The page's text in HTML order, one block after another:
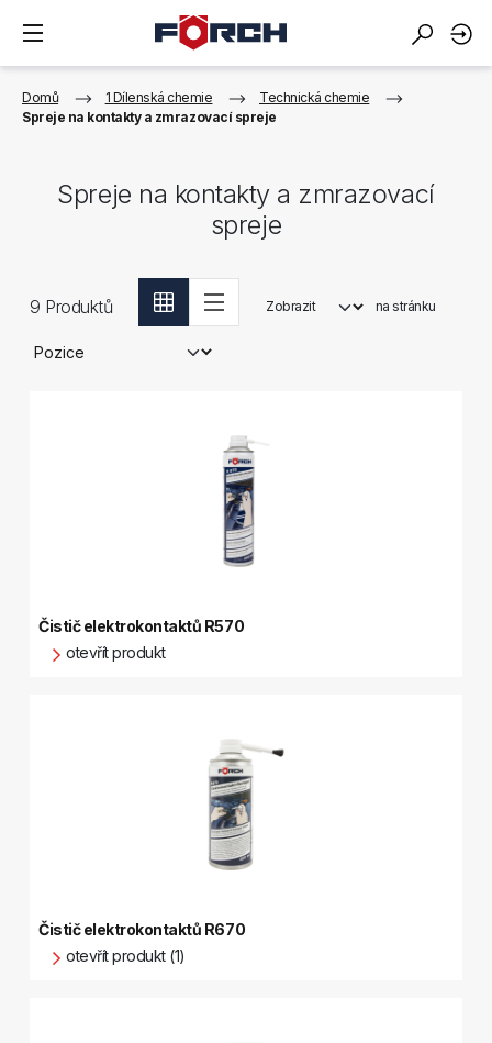
Domů 1 Dílenská chemie
Technická chemie
Spreje na kontakty a zmrazovací spreje
Spreje na kontakty a zmrazovací
spreje
9 Produktů Zobrazit na stránku
Čistič elektrokontaktů R570
otevřít produkt
Čistič elektrokontaktů R670
otevřít produkt (1)